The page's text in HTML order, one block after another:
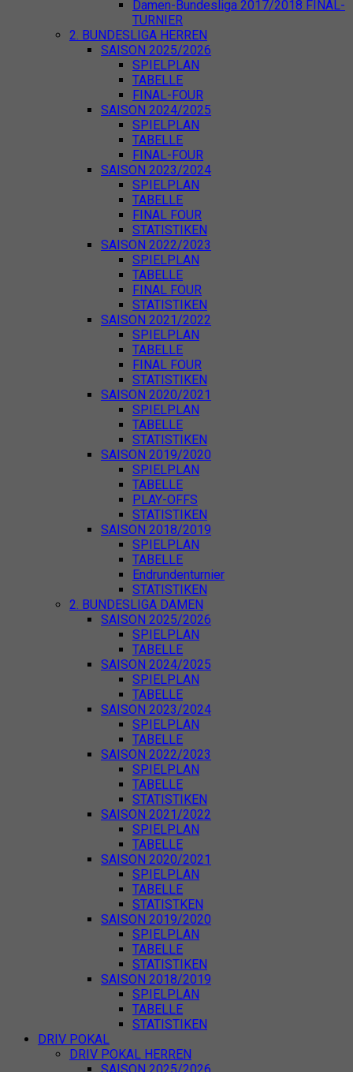
Damen-Bundesliga 2017/2018 FINAL-
TURNIER
2. BUNDESLIGA HERREN
SAISON 2025/2026
SPIELPLAN
TABELLE
FINAL-FOUR
SAISON 2024/2025
SPIELPLAN
TABELLE
FINAL-FOUR
SAISON 2023/2024
SPIELPLAN
TABELLE
FINAL FOUR
STATISTIKEN
SAISON 2022/2023
SPIELPLAN
TABELLE
FINAL FOUR
STATISTIKEN
SAISON 2021/2022
SPIELPLAN
TABELLE
FINAL FOUR
STATISTIKEN
SAISON 2020/2021
SPIELPLAN
TABELLE
STATISTIKEN
SAISON 2019/2020
SPIELPLAN
TABELLE
PLAY-OFFS
STATISTIKEN
SAISON 2018/2019
SPIELPLAN
TABELLE
Endrundenturnier
STATISTIKEN
2. BUNDESLIGA DAMEN
SAISON 2025/2026
SPIELPLAN
TABELLE
SAISON 2024/2025
SPIELPLAN
TABELLE
SAISON 2023/2024
SPIELPLAN
TABELLE
SAISON 2022/2023
SPIELPLAN
TABELLE
STATISTIKEN
SAISON 2021/2022
SPIELPLAN
TABELLE
SAISON 2020/2021
SPIELPLAN
TABELLE
STATISTKEN
SAISON 2019/2020
SPIELPLAN
TABELLE
STATISTIKEN
SAISON 2018/2019
SPIELPLAN
TABELLE
STATISTIKEN
DRIV POKAL
DRIV POKAL HERREN